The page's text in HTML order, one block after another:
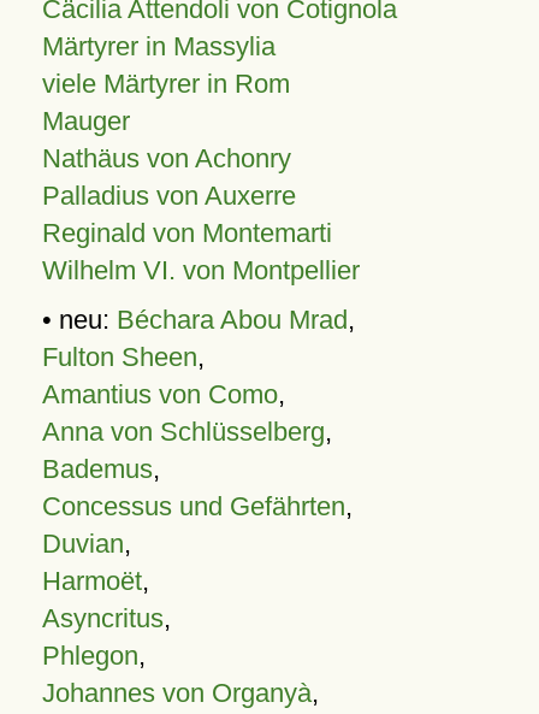
Cäcilia Attendoli von Cotignola
Märtyrer in Massylia
viele Märtyrer in Rom
Mauger
Nathäus von Achonry
Palladius von Auxerre
Reginald von Montemarti
Wilhelm VI. von Montpellier
• neu: Béchara Abou Mrad,
Fulton Sheen,
Amantius von Como,
Anna von Schlüsselberg,
Bademus,
Concessus und Gefährten,
Duvian,
Harmoët,
Asyncritus,
Phlegon,
Johannes von Organyà,